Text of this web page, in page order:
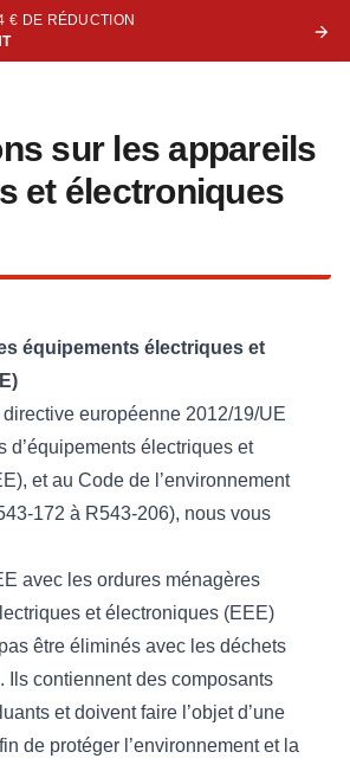
€ DE RÉDUCTION
sur les appareils
et électroniques
équipements électriques et
européenne 2012/19/UE
d’équipements électriques et
et au Code de l’environnement
172 à R543-206), nous vous
avec les ordures ménagères
et électroniques (EEE)
être éliminés avec les déchets
Ils contiennent des composants
et doivent faire l’objet d’une
de protéger l’environnement et la